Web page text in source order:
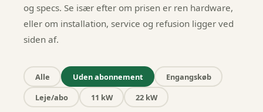
og specs. Se især efter om prisen er ren hardware,
eller om installation, service og refusion ligger ved
siden af.
Alle Uden abonnement
Engangskøb
Leje/abo
11 kW 22 kW